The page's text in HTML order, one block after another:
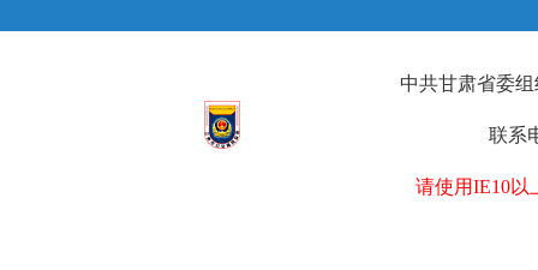
中共甘肃省委
联系
请使用IE10以